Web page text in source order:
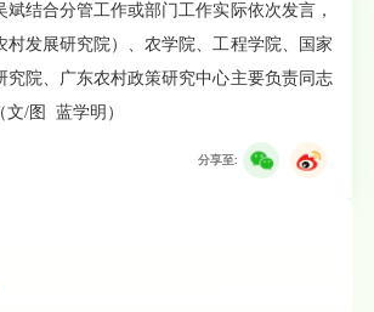
斌结合分管工作或部门工作实际依次发言，
村发展研究院）、农学院、工程学院、国家
究院、广东农村政策研究中心主要负责同志
文/图 蓝学明）
分享至: